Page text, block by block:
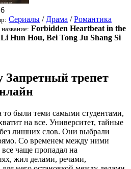
Сериалы / Драма /Романтика
Forbidden Heartbeat in the
Hun Hou, Bei Tong Ju Shang Si
Запретный трепет
были теми самыми студентами,
на все. Университет, тайные
лишних слов. Они выбрали
Со временем между ними
чаще пропадал на
жил делами, речами,